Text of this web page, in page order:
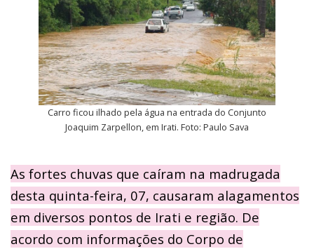
Carro ficou ilhado pela água na entrada do Conjunto
Joaquim Zarpellon, em Irati. Foto: Paulo Sava
As fortes chuvas que caíram na madrugada
desta quinta-feira, 07, causaram alagamentos
em diversos pontos de Irati e região. De
acordo com informações do Corpo de